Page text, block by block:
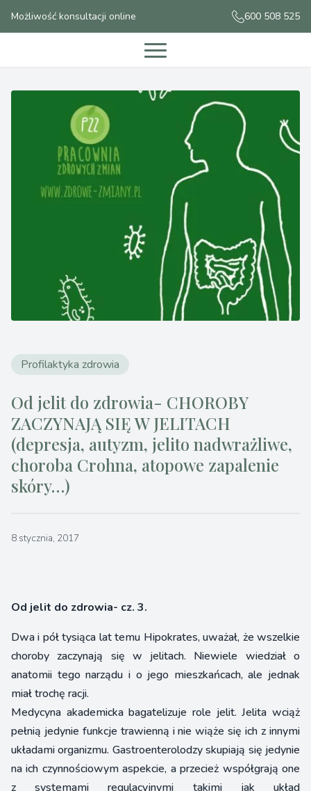
Możliwość konsultacji online 600 508 525
Profilaktyka zdrowia
Od jelit do zdrowia- CHOROBY
ZACZYNAJĄ SIĘ W JELITACH
(depresja, autyzm, jelito nadwrażliwe,
choroba Crohna, atopowe zapalenie
skóry…)
8 stycznia, 2017
Od jelit do zdrowia- cz. 3.
Dwa i pół tysiąca lat temu Hipokrates, uważał, że wszelkie
choroby zaczynają się w jelitach. Niewiele wiedział o
anatomii tego narządu i o jego mieszkańcach, ale jednak
miał trochę racji.
Medycyna akademicka bagatelizuje role jelit. Jelita wciąż
pełnią jedynie funkcje trawienną i nie wiąże się ich z innymi
układami organizmu. Gastroenterolodzy skupiają się jedynie
na ich czynnościowym aspekcie, a przecież współgrają one
z systemami regulacyjnymi takimi jak układ